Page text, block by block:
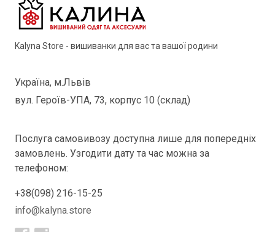
Kalyna Store - вишиванки для вас та вашої родини
Україна, м.Львів
вул. Героїв-УПА, 73, корпус 10 (склад)
Послуга самовивозу доступна лише для попередніх
замовлень. Узгодити дату та час можна за
телефоном:
+38(098) 216-15-25
info@kalyna.store